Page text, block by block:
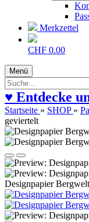
Merkzettel
CHF 0.00
Menü
♥ Entdecke
Startseite » SHOP »
geviertelt
Designpapier